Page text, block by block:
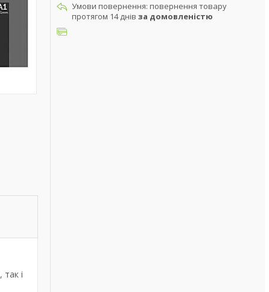
, так і
повернення товару
протягом 14 днів за домовленістю